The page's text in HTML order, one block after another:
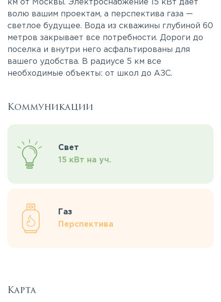
км от Москвы. Электроснабжение 15 кВт дает
волю вашим проектам, а перспектива газа —
светлое будущее. Вода из скважины глубиной 60
метров закрывает все потребности. Дороги до
поселка и внутри него асфальтированы для
вашего удобства. В радиусе 5 км все
необходимые объекты: от школ до АЗС.
Коммуникации
Свет
15 кВт на уч.
Газ
Перспектива
Карта